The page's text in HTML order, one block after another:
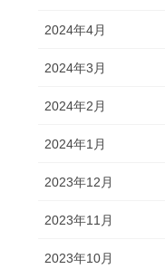
2024年4月
2024年3月
2024年2月
2024年1月
2023年12月
2023年11月
2023年10月